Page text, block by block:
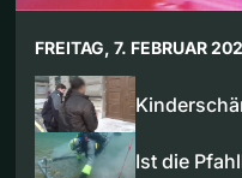
FREITAG, 7. FEBRUAR
Ist die